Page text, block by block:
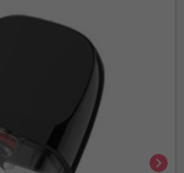
chevron_right